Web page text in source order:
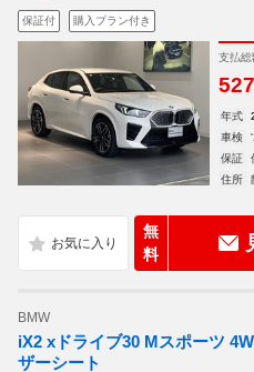
保証付 購入プラン付き
支払総
527
年式
車検
保証
住所
無
料
BMW
iX2 xドライブ30 Mスポーツ
ザーシート